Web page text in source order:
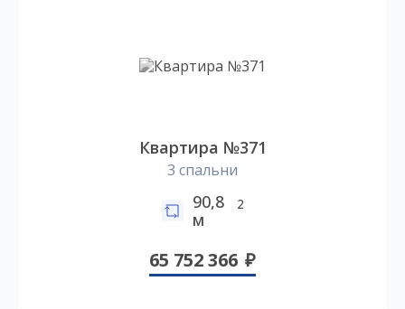
Квартира №371
3 спальни
90,8
м
2
65 752 366